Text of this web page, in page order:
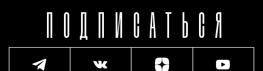
ПОДПИСАТЬСЯ